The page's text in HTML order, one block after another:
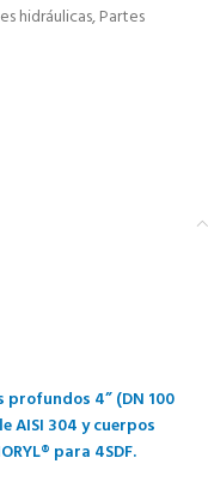
hidráulicas,Partes
4” (DN 100
AISI 304 y cuerpos
para 4SDF.